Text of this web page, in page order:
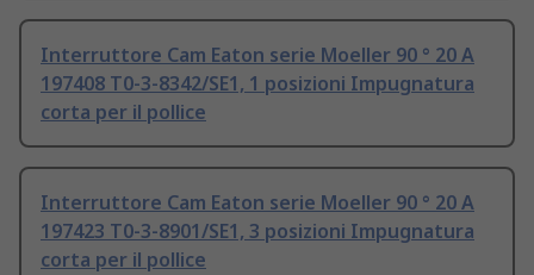
Interruttore Cam Eaton serie Moeller 90 ° 20 A
197408 T0-3-8342/SE1, 1 posizioni Impugnatura
corta per il pollice
Interruttore Cam Eaton serie Moeller 90 ° 20 A
197423 T0-3-8901/SE1, 3 posizioni Impugnatura
corta per il pollice